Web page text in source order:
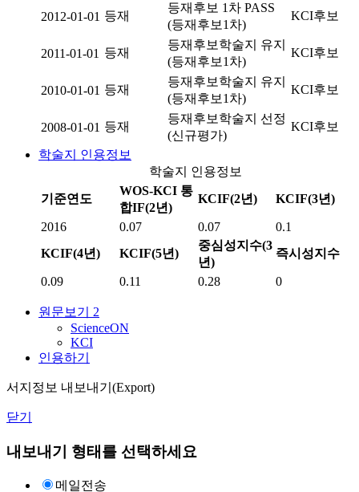
2012-01-01 등재
등재후보 1차 PASS
(등재후보1차)
KCI후보
2011-01-01 등재
등재후보학술지 유지
(등재후보1차)
KCI후보
2010-01-01 등재
등재후보학술지 유지
(등재후보1차)
KCI후보
2008-01-01 등재
등재후보학술지 선정
(신규평가)
KCI후보
학술지 인용정보
학술지 인용정보
기준연도
WOS-KCI 통
합IF(2년)
KCIF(2년) KCIF(3년)
2016 0.07 0.07
0.1
KCIF(4년)
KCIF(5년)
중심성지수(3
년)
즉시성지수
0.09 0.11 0.28 0
원문보기 2
ScienceON
KCI
인용하기
서지정보 내보내기(Export)
닫기
내보내기 형태를 선택하세요
메일전송